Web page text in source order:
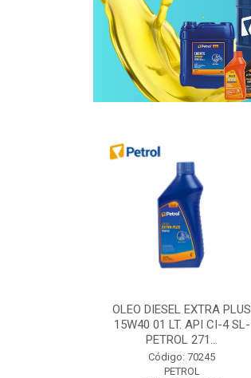
OLEO DIESEL EXTRA PLUS
15W40 01 LT. API CI-4 SL-
PETROL 271...
Código: 70245
PETROL